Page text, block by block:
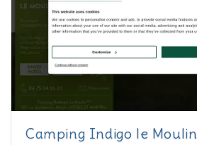
Camping Indigo le Moulin